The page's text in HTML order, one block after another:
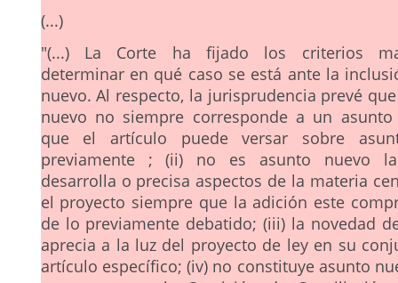
(...)
"(...) La Corte ha fijado los criterios
determinar en qué caso se está ante la
nuevo. Al respecto, la jurisprudencia prevé
nuevo no siempre corresponde a un
que el artículo puede versar sobre
previamente ; (ii) no es asunto nuevo
desarrolla o precisa aspectos de la materia
el proyecto siempre que la adición este
de lo previamente debatido; (iii) la novedad
aprecia a la luz del proyecto de ley en su
artículo específico; (iv) no constituye asunto